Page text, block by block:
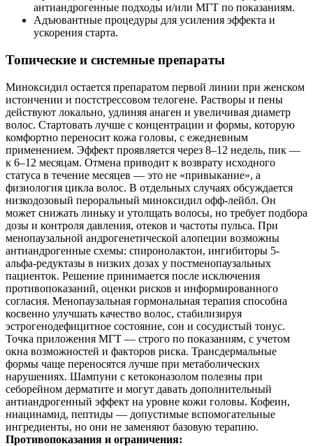
антиандрогенные подходы и/или МГТ по показаниям.
Адъювантные процедуры для усиления эффекта и
ускорения старта.
Топические и системные препараты
Миноксидил остается препаратом первой линии при женском
истончении и постстрессовом телогене. Растворы и пены
действуют локально, удлиняя анаген и увеличивая диаметр
волос. Стартовать лучше с концентрации и формы, которую
комфортно переносит кожа головы, с ежедневным
применением. Эффект проявляется через 8–12 недель, пик —
к 6–12 месяцам. Отмена приводит к возврату исходного
статуса в течение месяцев — это не «привыкание», а
физиология цикла волос. В отдельных случаях обсуждается
низкодозовый пероральный миноксидил офф-лейбл. Он
может снижать линьку и утолщать волосы, но требует подбора
дозы и контроля давления, отеков и частоты пульса. При
менопаузальной андрогенетической алопеции возможны
антиандрогенные схемы: спиронолактон, ингибиторы 5-
альфа-редуктазы в низких дозах у постменопаузальных
пациенток. Решение принимается после исключения
противопоказаний, оценки рисков и информированного
согласия. Менопаузальная гормональная терапия способна
косвенно улучшать качество волос, стабилизируя
эстрогенодефицитное состояние, сон и сосудистый тонус.
Точка приложения МГТ — строго по показаниям, с учетом
окна возможностей и факторов риска. Трансдермальные
формы чаще переносятся лучше при метаболических
нарушениях. Шампуни с кетоконазолом полезны при
себорейном дерматите и могут давать дополнительный
антиандрогенный эффект на уровне кожи головы. Кофеин,
ниацинамид, пептиды — допустимые вспомогательные
ингредиенты, но они не заменяют базовую терапию.
Противопоказания и ограничения: